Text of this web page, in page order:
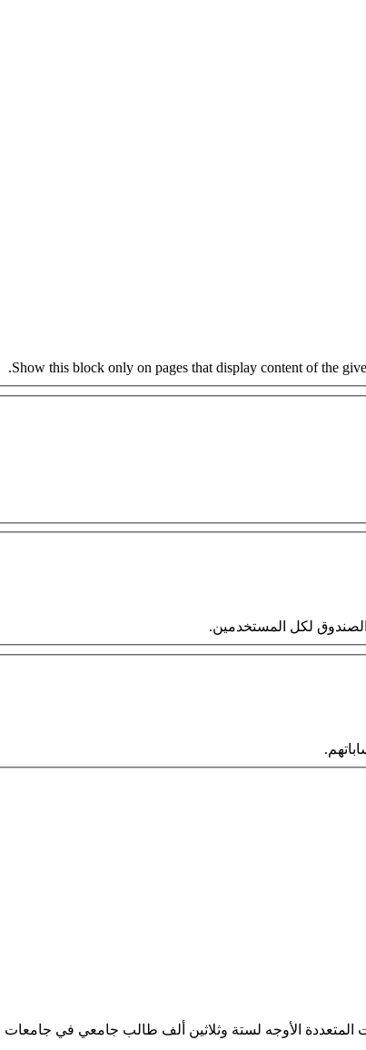
Show this block only on pages that display content of the
الصندوق لكل المستخدمين.
المتعددة الأوجه لستة وثلاثين ألف طالب جامعي في جامعات